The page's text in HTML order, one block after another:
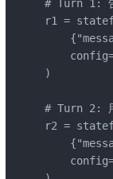
# Turn 1:
r1 =
)
# Turn 2:
r2 =